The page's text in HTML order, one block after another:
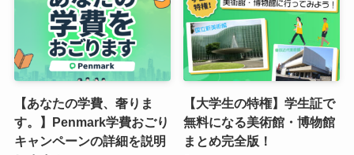
【あなたの学費、奢りま
す。】Penmark学費おごり
キャンペーンの詳細を説明
【大学生の特権】学生証で
無料になる美術館・博物館
まとめ完全版！